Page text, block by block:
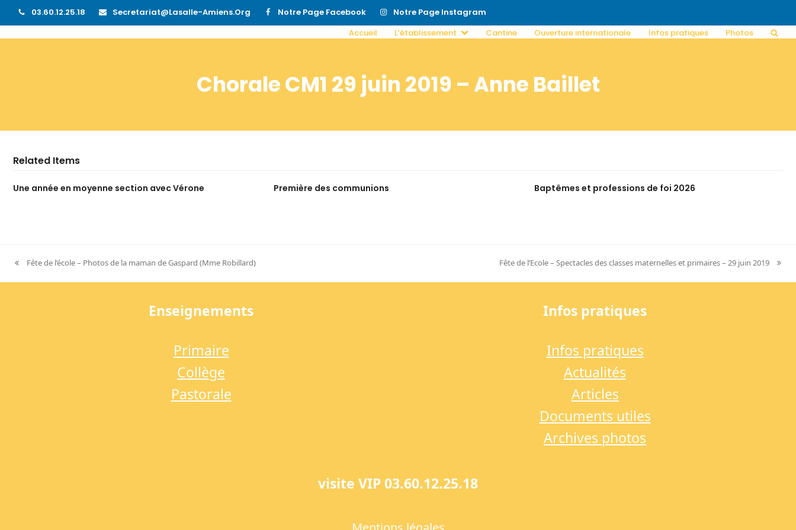
03.60.12.25.18 Secretariat@lasalle-Amiens.org Notre Page Facebook
Notre Page Instagram
Accueil
L’établissement Cantine Ouverture internationale Infos pratiques Photos
Chorale CM1 29 juin 2019 – Anne Baillet
Related Items
Une année en moyenne section avec Vérone Première des communions Baptêmes et professions de foi 2026
previous
post:
Fête de l’école – Photos de la maman de Gaspard (Mme Robillard)
next
post:
Fête de l’Ecole – Spectacles des classes maternelles et primaires – 29 juin 2019
Enseignements
Primaire
Collège
Pastorale
Infos pratiques
Infos pratiques
Actualités
Articles
Documents utiles
Archives photos
visite VIP 03.60.12.25.18